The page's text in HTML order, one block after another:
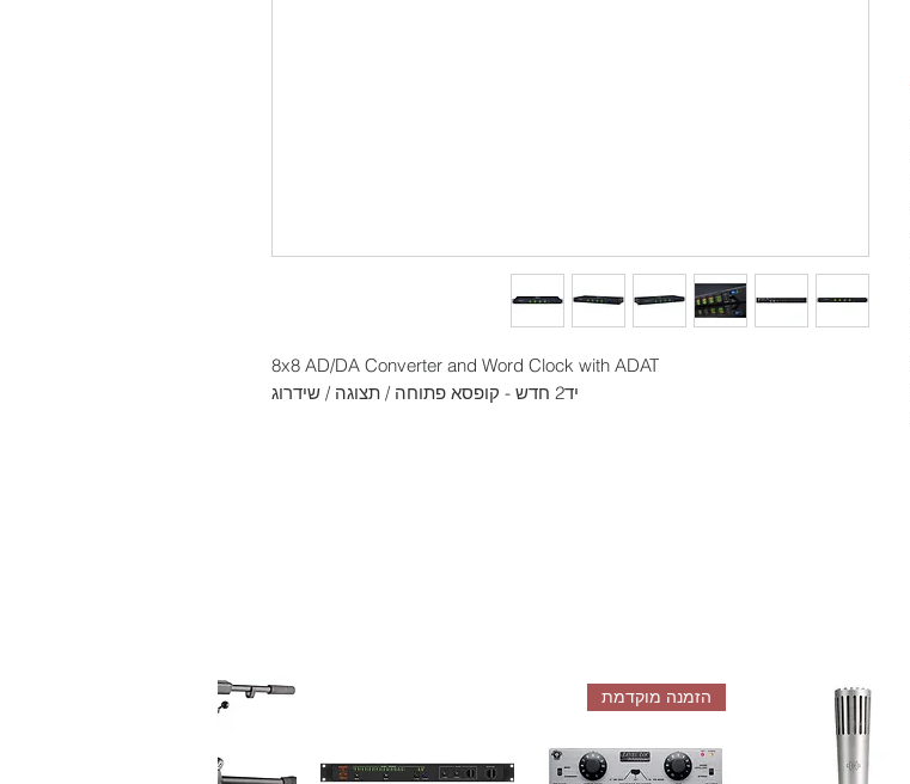
8x8 AD/DA Converter and Word Clock with ADAT
יד2 חדש - קופסא פתוחה / תצוגה / שידרוג
הזמנה מוקדמת